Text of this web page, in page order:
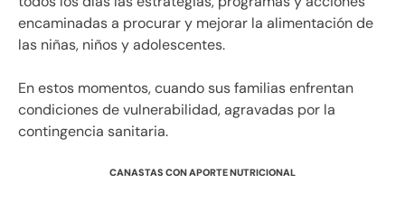
encaminadas a procurar y mejorar la alimentación de
las niñas, niños y adolescentes.
En estos momentos, cuando sus familias enfrentan
condiciones de vulnerabilidad, agravadas por la
contingencia sanitaria.
CANASTAS CON APORTE NUTRICIONAL